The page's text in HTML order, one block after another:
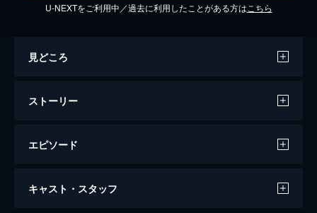
U-NEXTをご利用中／過去に利用したことがある方は こちら
見どころ
ストーリー
エピソード
すずめの戸締まり
キャスト・スタッフ